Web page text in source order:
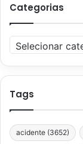
Categorias
Categorias
Tags
acidente (3652)